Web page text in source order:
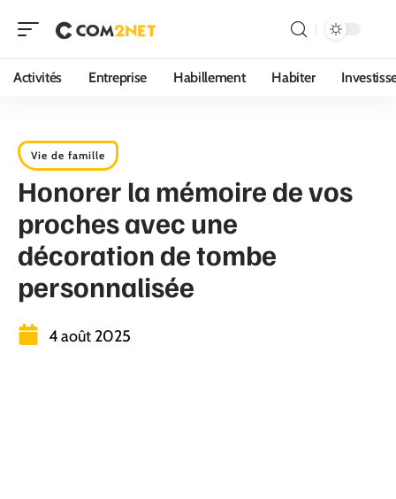
Activités Entreprise Habillement Habiter
Vie de famille
Honorer la mémoire de vos
proches avec une
décoration de tombe
personnalisée
4 août 2025